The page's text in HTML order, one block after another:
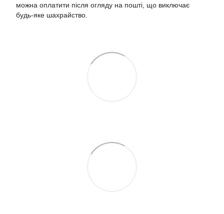
можна оплатити після огляду на пошті, що виключає
будь-яке шахрайство.